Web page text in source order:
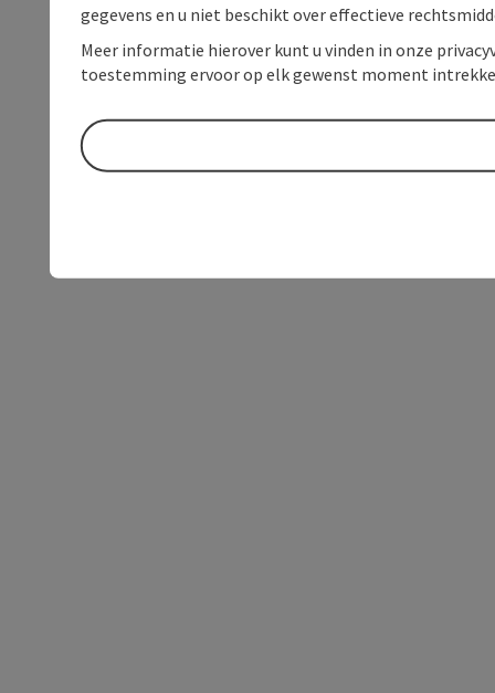
gegevens en u niet beschikt over effectieve
Meer informatie hierover kunt u vinden in onze
toestemming ervoor op elk gewenst moment